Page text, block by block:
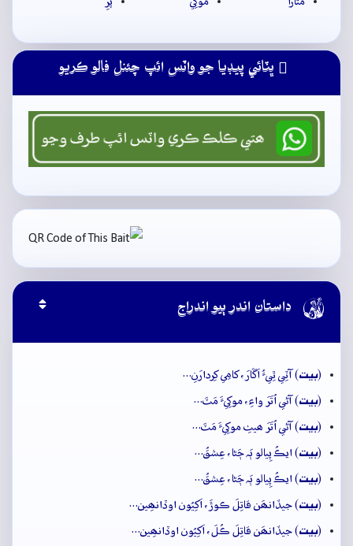
ڀٽائي پيڊيا جو واٽس ائپ چئنل فالو ڪريو
 داستان اندر ٻيو اندراج
(بيت) آٽِي ٿِيءُ اَڱارَ، کامِي کِردارَنِ…
(بيت) آڻي اُتَرَ واءِ، موکِيءَ مَٽَ…
(بيت) آڻي اُتَرَ ھيٺِ موکِيءَ مَٽَ…
(بيت) ايڪُ پِيالو ٻَہ ڄَڻا، عِشقُ…
(بيت) ايڪُ پِيالو ٻَہ ڄَڻا، عِشقُ…
(بيت) جيڏانھَن قاتِلَ ڪوڙَ، اَکِيُون اوڏانھِين…
(بيت) جيڏانھَن قاتِلَ ڪُلَ، اَکِيُون اوڏانھِين…